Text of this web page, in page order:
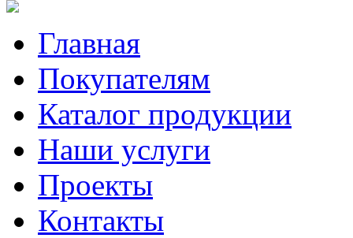
Главная
Покупателям
Каталог продукции
Наши услуги
Проекты
Контакты